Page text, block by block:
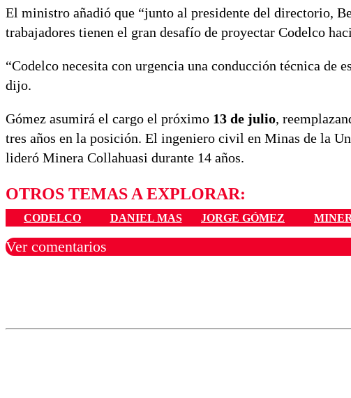
El ministro añadió que “junto al presidente del directorio,
trabajadores tienen el gran desafío de proyectar Codelco
“Codelco necesita con urgencia una conducción técnica de
dijo.
Gómez asumirá el cargo el próximo 13 de julio,
tres años en la posición. El ingeniero civil en Minas de la
lideró Minera Collahuasi durante 14 años.
OTROS TEMAS A EXPLORAR:
CODELCO DANIEL MAS JORGE GÓMEZ
Ver comentarios